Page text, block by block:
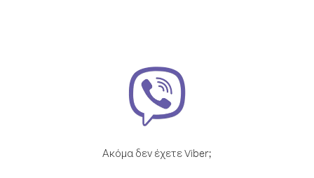
Ακόμα δεν έχετε Viber;